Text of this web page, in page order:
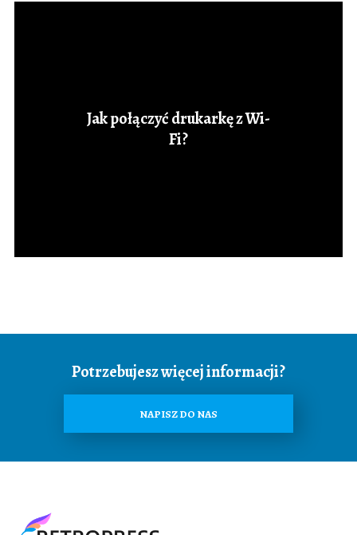
Jak połączyć drukarkę z Wi-
Fi?
Potrzebujesz więcej informacji?
NAPISZ DO NAS